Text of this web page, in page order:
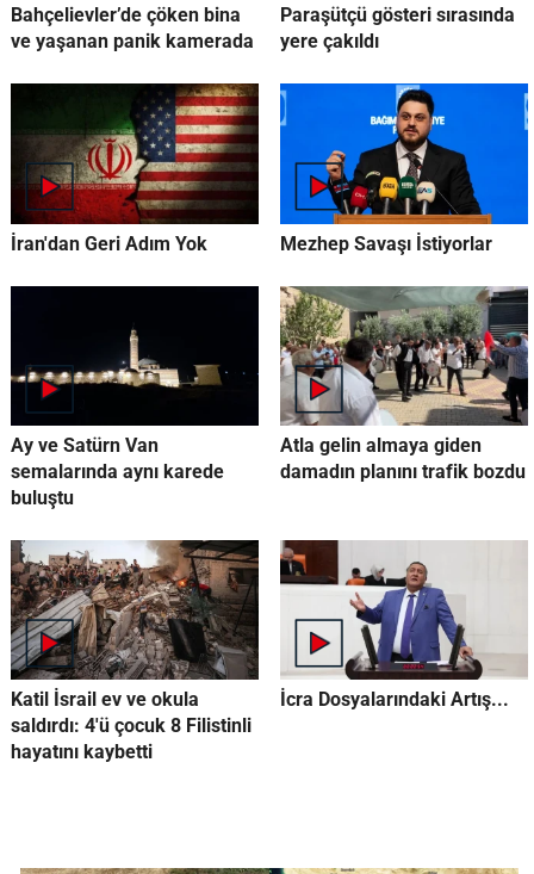
Bahçelievler’de çöken bina
ve yaşanan panik kamerada
Paraşütçü gösteri sırasında
yere çakıldı
İran'dan Geri Adım Yok Mezhep Savaşı İstiyorlar
Ay ve Satürn Van
semalarında aynı karede
buluştu
Atla gelin almaya giden
damadın planını trafik bozdu
Katil İsrail ev ve okula
saldırdı: 4'ü çocuk 8 Filistinli
hayatını kaybetti
İcra Dosyalarındaki Artış...